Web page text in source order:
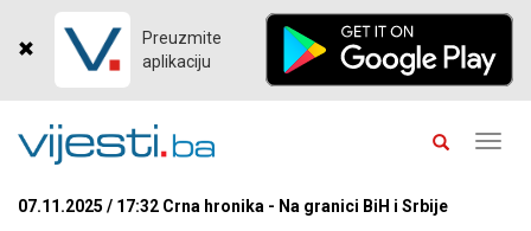
Preuzmite
aplikaciju
07.11.2025 / 17:32 Crna hronika - Na granici BiH i Srbije